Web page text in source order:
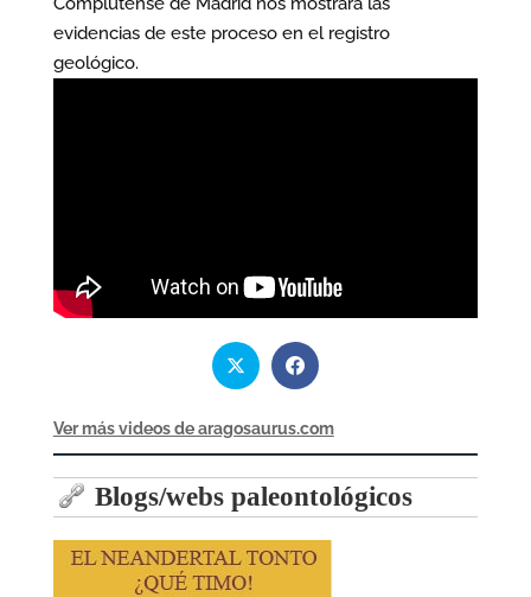
evidencias de este proceso en el registro
geológico.
Ver más videos de aragosaurus.com
Blogs/webs paleontológicos